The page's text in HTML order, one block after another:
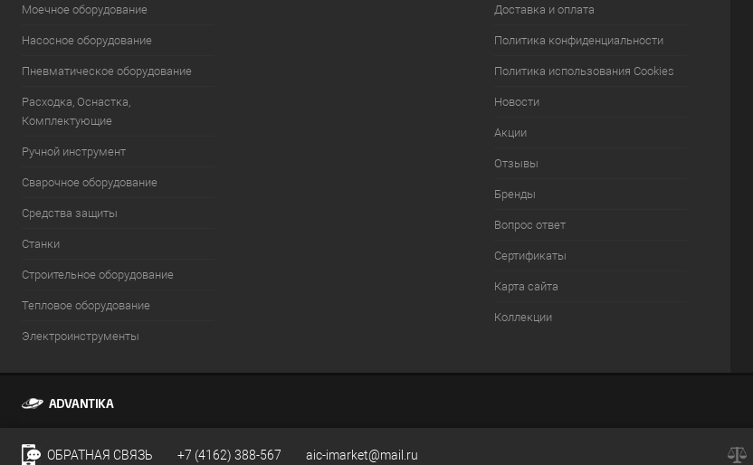
Моечное оборудование
Насосное оборудование
Пневматическое оборудование
Расходка, Оснастка,
Комплектующие
Ручной инструмент
Сварочное оборудование
Средства защиты
Станки
Строительное оборудование
Тепловое оборудование
Электроинструменты
Доставка и оплата
Политика конфиденциальности
Политика использования Cookies
Новости
Акции
Отзывы
Бренды
Вопрос ответ
Сертификаты
Карта сайта
Коллекции
ОБРАТНАЯ СВЯЗЬ +7 (4162) 388-567 aic-imarket@mail.ru